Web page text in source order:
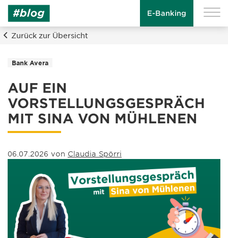
E-Banking
Zurück zur Übersicht
Bank Avera
AUF EIN
VORSTELLUNGSGESPRÄCH
MIT SINA VON MÜHLENEN
06.07.2026 von Claudia Spörri